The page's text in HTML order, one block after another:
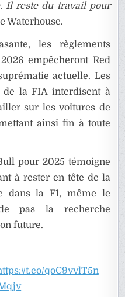
Il reste du travail pour
Waterhouse.
les règlements
empêcheront Red
actuelle. Les
de la FIA interdisent à
sur les voitures de
ainsi fin à toute
pour 2025 témoigne
à rester en tête de la
dans la F1, même le
pas la recherche
future.
t.co/qoC9vvlT5n